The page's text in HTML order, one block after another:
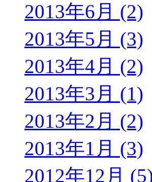
2013年6月 (2)
2013年5月 (3)
2013年4月 (2)
2013年3月 (1)
2013年2月 (2)
2013年1月 (3)
2012年12月